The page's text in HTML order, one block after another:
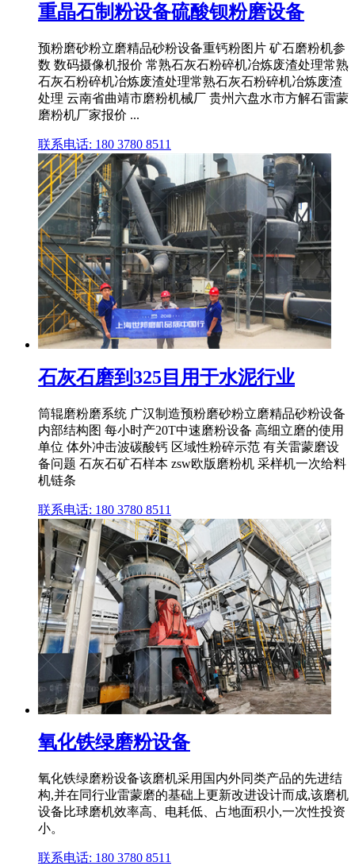
重晶石制粉设备硫酸钡粉磨设备
预粉磨砂粉立磨精品砂粉设备重钙粉图片 矿石磨粉机参
数 数码摄像机报价 常熟石灰石粉碎机冶炼废渣处理常熟
石灰石粉碎机冶炼废渣处理常熟石灰石粉碎机冶炼废渣
处理 云南省曲靖市磨粉机械厂 贵州六盘水市方解石雷蒙
磨粉机厂家报价 ...
联系电话: 180 3780 8511
石灰石磨到325目用于水泥行业
筒辊磨粉磨系统 广汉制造预粉磨砂粉立磨精品砂粉设备
内部结构图 每小时产20T中速磨粉设备 高细立磨的使用
单位 体外冲击波碳酸钙 区域性粉碎示范 有关雷蒙磨设
备问题 石灰石矿石样本 zsw欧版磨粉机 采样机一次给料
机链条
联系电话: 180 3780 8511
氧化铁绿磨粉设备
氧化铁绿磨粉设备该磨机采用国内外同类产品的先进结
构,并在同行业雷蒙磨的基础上更新改进设计而成,该磨机
设备比球磨机效率高、电耗低、占地面积小,一次性投资
小。
联系电话: 180 3780 8511